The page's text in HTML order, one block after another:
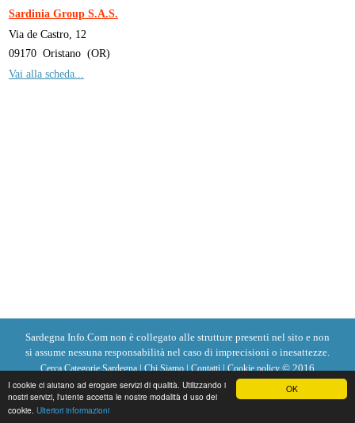
OK
I cookie ci aiutano ad erogare servizi di qualità. Utilizzando i
nostri servizi, l'utente accetta le nostre modalità d uso dei
cookie. Ulteriori informazioni
Sardinia Group S.A.S.
Via de Castro, 12
09170 Oristano (OR)
Vai alla scheda...
Sardegna Info.Com non è collegato alle strutture presenti nel sito e non
si assume nessuna responsabilità nel caso di imprecisioni o inesattezze.
Cerca Categorie Sardegna|Chi Siamo|Contatti|Cookie policy© 2016
Sardegna Info.Com